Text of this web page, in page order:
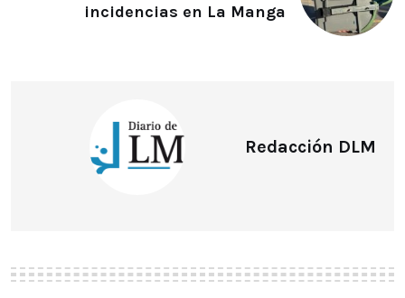
incidencias en La Manga
Redacción DLM